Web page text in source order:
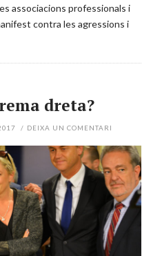
associacions professionals i
contra les agressions i
dreta?
/ DEIXA UN COMENTARI